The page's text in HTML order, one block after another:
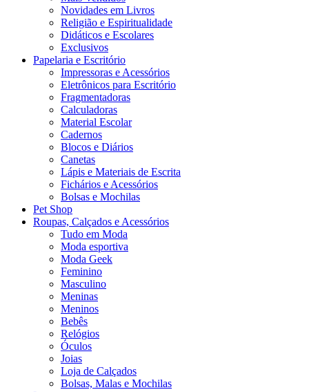
Novidades em Livros
Religião e Espiritualidade
Didáticos e Escolares
Exclusivos
Papelaria e Escritório
Impressoras e Acessórios
Eletrônicos para Escritório
Fragmentadoras
Calculadoras
Material Escolar
Cadernos
Blocos e Diários
Canetas
Lápis e Materiais de Escrita
Fichários e Acessórios
Bolsas e Mochilas
Pet Shop
Roupas, Calçados e Acessórios
Tudo em Moda
Moda esportiva
Moda Geek
Feminino
Masculino
Meninas
Meninos
Bebês
Relógios
Óculos
Joias
Loja de Calçados
Bolsas, Malas e Mochilas